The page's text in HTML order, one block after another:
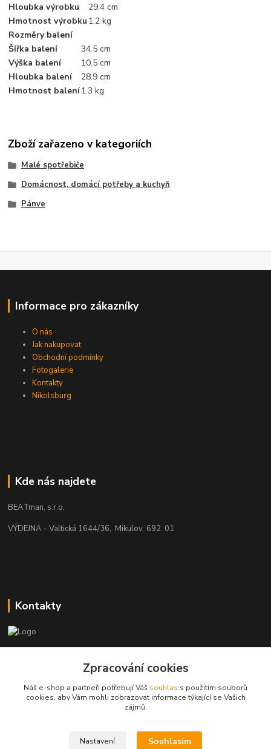
Hloubka výrobku
29.4 cm
Hmotnost výrobku 1.2 kg
Rozměry balení
Šířka balení
34.5 cm
Výška balení
10.5 cm
Hloubka balení
28.9 cm
Hmotnost balení1.3 kg
Zboží zařazeno v kategoriích
Malé spotřebiče
Domácnost, domácí potřeby a kuchyň
Pánve
Informace pro zákazníky
O nás
Jak nakupovat
Obchodní podmínky
Fotogalerie
Kontakty
Nikolsburg
Kde nás najdete
BEATman, s.r.o.
VÝDEJNA - Valtická 1644/36, Mikulov 692 01
Kontakty
elektro@beatman.cz
Zpracování cookies
Náš e-shop a partneři potřebují Váš souhlas s použitím souborů
cookies, aby Vám mohli zobrazovat informace týkající se Vašich
zájmů.
Nastavení Souhlasím